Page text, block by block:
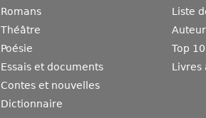
Romans
Théâtre
Poésie
Essais et documents
Contes et nouvelles
Dictionnaire
Liste
Top
Livres